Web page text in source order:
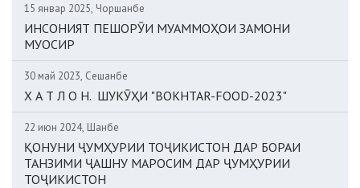
15 январ 2025, Чоршанбе
ИНСОНИЯТ ПЕШОРӮИ МУАММОҲОИ ЗАМОНИ
МУОСИР
30 май 2023, Сешанбе
Х А Т Л О Н. ШУКӮҲИ "BOKHTAR-FOOD-2023"
22 июн 2024, Шанбе
ҚОНУНИ ҶУМҲУРИИ ТОҶИКИСТОН ДАР БОРАИ
ТАНЗИМИ ҶАШНУ МАРОСИМ ДАР ҶУМҲУРИИ
ТОҶИКИСТОН